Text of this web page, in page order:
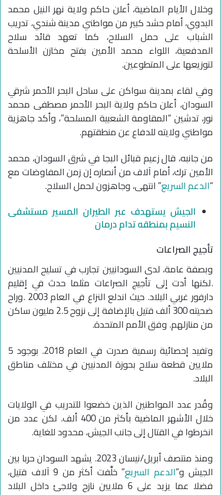
وخلال الأيام الماضية، أعلن حاكم ولاية نهر النيل محمد
البدوي، أمام حشد كبير من مواطني مدينة شندي، تدريب
الشباب على حمل السلاح، كما تعهد قائد سلاح
المدفعية، اللواء محمد الأمين بفتح مخازن الأسلحة
لتوزيعها على المتطوعين.
وفي لقاء بمدينة سواكن على ساحل البحر الأحمر شرقي
السودان، أعلن حاكم ولاية البحر الأحمر مصطفى محمد
نور، تدشين “المقاومة الشعبية المسلحة”، وأكد جاهزية
مواطني ولايته للدفاع عن منطقتهم.
من جانبه، قال زعيم قبائل البجا في شرق السودان، محمد
الأمين ترك، أمام آلاف من أنصاره إن زمن المفاوضات مع
“الدعم السريع” انتهى، وجاهزون لحمل السلاح.
الجيش يستهدف عبر الطيران المسير مستشفى
النسيم بمنطقه تدام درمان
تأجيج الصراعات
وبصفة عامة، لدى السودانيين تجارب في تسليح المدنيين
.لكنها أدت إلى تأجيج الصراعات مثلما حدث في إقليم
دارفور غربي البلاد. حيث اندلع النزاع في العام 2003 .وراح
ضحيته 300 ألف قتيل بالإضافة إلى نزوح 2.5 مليون ساكن
من منازلهم. وفق الأمم المتحدة.
وتفيد إحصائية رسمية صدرت في العام 2018. بوجود 5
ملايين قطعة سلاح بحوزة المدنيين في مختلف مناطق
البلاد.
وقُدر عدد المواطنين الذين خضعوا للتدريب في الولايات
خلال الأشهر الماضية بأكثر من 400 ألف. لكن عدد من
انخرطوا في القتال إلى جانب الجيش، محدود للغاية.
ومنذ منتصف أبريل/نيسان 2023. يشهد السودان حربا بين
الجيش و”الدعم السريع
” خلَّفت أكثر من 9 آلاف قتيل،
فضلا عما يزيد على 6 ملايين نازح ولاجئ داخل البلاد